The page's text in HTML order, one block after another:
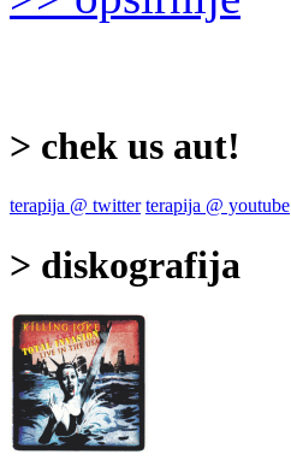
> chek us aut!
terapija @ twitter terapija @ youtube
> diskografija